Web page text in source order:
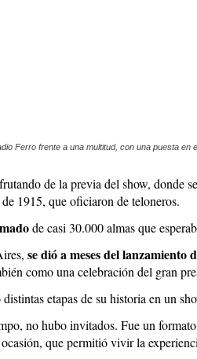
Ferro frente a una multitud, con una puesta en
de la previa del show, donde
1915, que oficiaron de teloneros.
de casi 30.000 almas que
se dió a meses del lanzamiento
como una celebración del gran
etapas de su historia en un
no hubo invitados. Fue un
que permitió vivir la